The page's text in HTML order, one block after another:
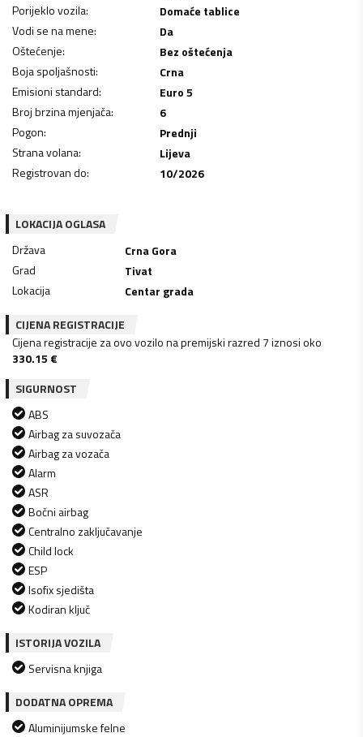
Porijeklo vozila:
Domaće tablice
Vodi se na mene:
Da
Oštećenje:
Bez oštećenja
Boja spoljašnosti:
Crna
Emisioni standard:
Euro 5
Broj brzina mjenjača:
6
Pogon:
Prednji
Strana volana:
Lijeva
Registrovan do: 10/2026
LOKACIJA OGLASA
Država
Crna Gora
Grad
Tivat
Lokacija
Centar grada
CIJENA REGISTRACIJE
Cijena registracije za ovo vozilo na premijski razred 7 iznosi oko
330.15 €
SIGURNOST
ABS
Airbag za suvozača
Airbag za vozača
Alarm
ASR
Bočni airbag
Centralno zaključavanje
Child lock
ESP
Isofix sjedišta
Kodiran ključ
ISTORIJA VOZILA
Servisna knjiga
DODATNA OPREMA
Aluminijumske felne